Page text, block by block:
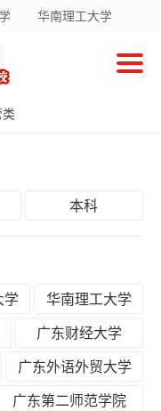
华南理工大学
经大学
本科
学
华南理工大学
广东财经大学
广东外语外贸大学
广东第二师范学院